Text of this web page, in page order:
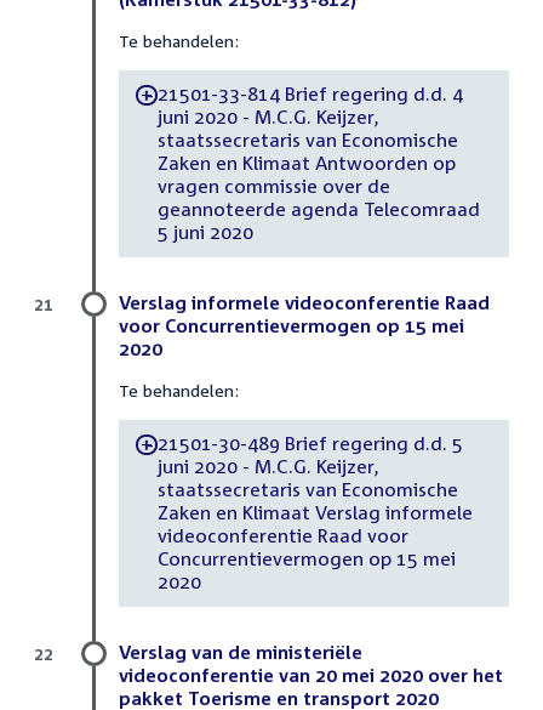
Te behandelen:
-21501-33-814 Brief regering d.d. 4
juni 2020 - M.C.G. Keijzer,
staatssecretaris van Economische
Zaken en Klimaat Antwoorden op
vragen commissie over de
geannoteerde agenda Telecomraad
5 juni 2020
Verslag informele videoconferentie Raad
voor Concurrentievermogen op 15 mei
2020
Te behandelen:
-21501-30-489 Brief regering d.d. 5
juni 2020 - M.C.G. Keijzer,
staatssecretaris van Economische
Zaken en Klimaat Verslag informele
videoconferentie Raad voor
Concurrentievermogen op 15 mei
2020
21
Verslag van de ministeriële
videoconferentie van 20 mei 2020 over het
pakket Toerisme en transport 2020
22